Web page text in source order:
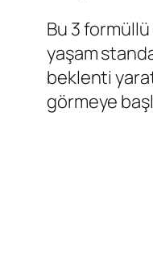
Bu 3
yaşam
beklenti
görmeye